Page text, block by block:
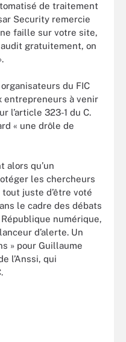
de traitement
Security remercie
faille sur votre site,
gratuitement, on
du FIC
entrepreneurs à venir
l’article 323-1 du C.
« une drôle de
alors qu’un
les chercheurs
juste d’être voté
le cadre des débats
numérique,
d’alerte. Un
» pour Guillaume
l’Anssi, qui